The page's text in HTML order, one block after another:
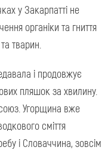
у Закарпатті не
органіки та гниття
тварин.
і продовжує
пляшок за хвилину.
Угорщина вже
сміття
і Словаччина, зовсім